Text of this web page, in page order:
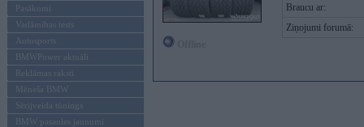
Pasākumi
Vadāmības tests
Autosports
BMWPower aktuāli
Reklāmas raksti
Mēneša BMW
Sērijveida tūnings
BMW pasaules jaunumi
Braucu ar:
Ziņojumi forumā: